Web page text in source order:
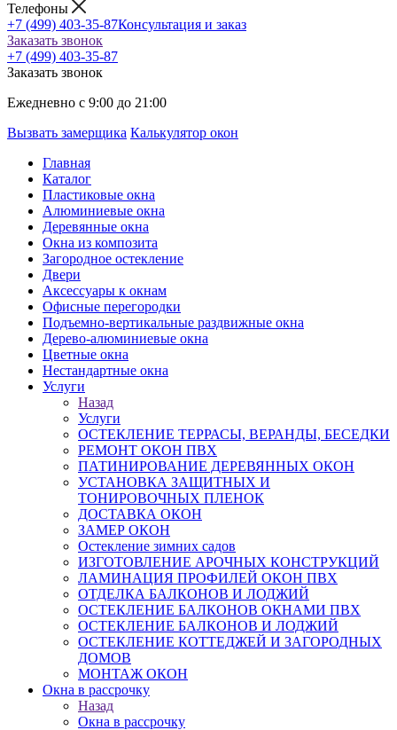
Телефоны
+7 (499) 403-35-87Консультация и заказ
Заказать звонок
+7 (499) 403-35-87
Заказать звонок
Ежедневно с 9:00 до 21:00
Вызвать замерщика Калькулятор окон
Главная
Каталог
Пластиковые окна
Алюминиевые окна
Деревянные окна
Окна из композита
Загородное остекление
Двери
Аксессуары к окнам
Офисные перегородки
Подъемно-вертикальные раздвижные окна
Дерево-алюминиевые окна
Цветные окна
Нестандартные окна
Услуги
Назад
Услуги
ОСТЕКЛЕНИЕ ТЕРРАСЫ, ВЕРАНДЫ, БЕСЕДКИ
РЕМОНТ ОКОН ПВХ
ПАТИНИРОВАНИЕ ДЕРЕВЯННЫХ ОКОН
УСТАНОВКА ЗАЩИТНЫХ И
ТОНИРОВОЧНЫХ ПЛЕНОК
ДОСТАВКА ОКОН
ЗАМЕР ОКОН
Остекление зимних садов
ИЗГОТОВЛЕНИЕ АРОЧНЫХ КОНСТРУКЦИЙ
ЛАМИНАЦИЯ ПРОФИЛЕЙ ОКОН ПВХ
ОТДЕЛКА БАЛКОНОВ И ЛОДЖИЙ
ОСТЕКЛЕНИЕ БАЛКОНОВ ОКНАМИ ПВХ
ОСТЕКЛЕНИЕ БАЛКОНОВ И ЛОДЖИЙ
ОСТЕКЛЕНИЕ КОТТЕДЖЕЙ И ЗАГОРОДНЫХ
ДОМОВ
МОНТАЖ ОКОН
Окна в рассрочку
Назад
Окна в рассрочку